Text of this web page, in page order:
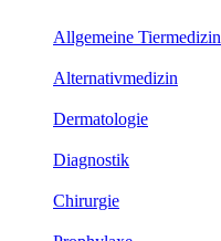
Allgemeine Tiermedizin
Alternativmedizin
Dermatologie
Diagnostik
Chirurgie